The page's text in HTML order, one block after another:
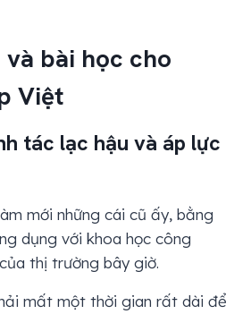
bài học cho
Việt
tác lạc hậu và áp lực
mới những cái cũ ấy, bằng
dụng với khoa học công
thị trường bây giờ.
mất một thời gian rất dài để